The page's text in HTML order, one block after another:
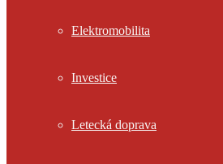
Elektromobilita
Investice
Letecká doprava